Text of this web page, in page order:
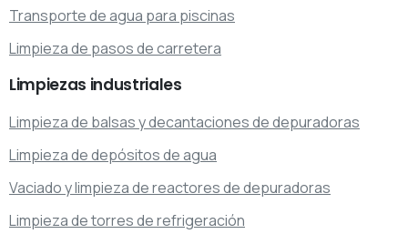
Transporte de agua para piscinas
Limpieza de pasos de carretera
Limpiezas industriales
Limpieza de balsas y decantaciones de depuradoras
Limpieza de depósitos de agua
Vaciado y limpieza de reactores de depuradoras
Limpieza de torres de refrigeración